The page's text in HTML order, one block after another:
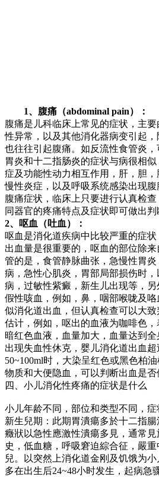
1、腹痛（abdominal pain）：
腹痛是儿科临床上常见的症状，主
性异常，以及其他消化器病变引起
也往往引起腹痛。如反流性食管炎
胃炎和十二指肠炎的症状与病很相
症及功能性动力相互作用，肝，胆，
慢性炎症，以及呼吸系统感染出现
腹痛症状，临床上只要进行认真检
同器官的疼痛特点及症状即可做出判
2、呕血（吐血）：
呕血是消化道疾病中比较严重的症
出血量是很重要的，呕血的部位除
管的是，食管静脉曲张，急慢性胃
病，急性心肌炎，胃部局部损伤时
病，过敏性紫癜，新生儿出现等，
假性咳血，例如，鼻，咽部喉咙及
似消化道出血，但认真检查可以大
估计，例如，呕出的血液为咖啡色
暗红色血液，血量加大，血量达到
出现失血性休克，婴儿消化道出血超
50~100ml时，大染呈红色或黑色柏
物质和大便隐血，可以判断出血是否
四、小儿消化性疼痛的症状是什么
小儿年龄不同，部位和类型不同，症
新生兒期：此期胃潰瘍多於十二指
癥狀以急性應激性潰瘍多見，通常
史，低血糖，呼吸窘迫綜合征，嚴
兒。以突然上消化道金刚及饥饿为
多在出生后24~48小时发生，起病急